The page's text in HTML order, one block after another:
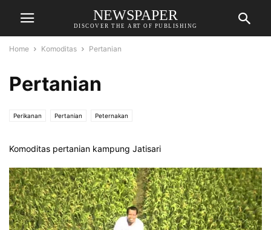
NEWSPAPER
DISCOVER THE ART OF PUBLISHING
Home Komoditas Pertanian
Pertanian
Perikanan Pertanian Peternakan
Komoditas pertanian kampung Jatisari